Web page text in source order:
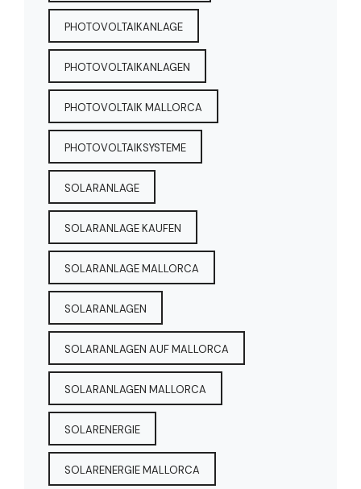
PHOTOVOLTAIKANLAGE
PHOTOVOLTAIKANLAGEN
PHOTOVOLTAIK MALLORCA
PHOTOVOLTAIKSYSTEME
SOLARANLAGE
SOLARANLAGE KAUFEN
SOLARANLAGE MALLORCA
SOLARANLAGEN
SOLARANLAGEN AUF MALLORCA
SOLARANLAGEN MALLORCA
SOLARENERGIE
SOLARENERGIE MALLORCA